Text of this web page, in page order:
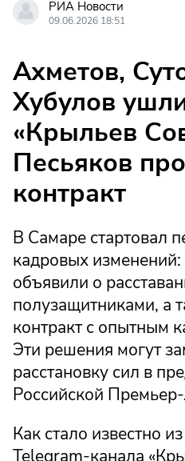
РИА Новости
09.06.2026 18:51
Ахметов,
Хубулов
«Крыльев
Песьяков
контракт
В Самаре стартовал
кадровых
объявили о
полузащитниками, а
контракт с опытным
Эти решения могут
расстановку сил в
Российской
Как стало известно
Telegram-канала